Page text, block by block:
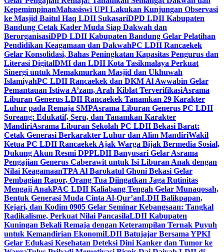
KepemimpinanMahasiswi UPI Lakukan Kunjungan Observasi
ke Masjid Baitul Haq LDII SukasariDPD LDII Kabupaten
Bandung Cetak Kader Muda Siap Dakwah dan
BerorganisasiDPD LDII Kabupaten Bandung Gelar Pelatihan
Pendidikan Keagamaan dan DakwahPC LDII Rancaekek
Gelar Konsolidasi, Bahas Peningkatan Kapasitas Pengurus dan
Literasi DigitalDMI dan LDII Kota Tasikmalaya Perkuat
Sinergi untuk Memakmurkan Masjid dan Ukhuwah
IslamiyahPC LDII Rancaekek dan DKM Al Awwabin Gelar
Pemantauan Istiwa A’zam, Arah Kiblat TerverifikasiAsrama
Liburan Generus LDII Rancaekek Tanamkan 29 Karakter
Luhur pada Remaja SMPAsrama Liburan Generus PC LDII
Soreang: Edukatif, Seru, dan Tanamkan Karakter
MandiriAsrama Liburan Sekolah PC LDII Bekasi Barat:
Cetak Generasi Berkarakter Luhur dan Alim MandiriWakil
Ketua PC LDII Rancaekek Ajak Warga Bijak Bermedia Sosial,
Dukung Akun Resmi DPPLDII Banyusari Gelar Asrama
Pengajian Generus Caberawit untuk Isi Liburan Anak dengan
Nilai KeagamaanTPA Al Barokatul Ghoni Bekasi Gelar
Pembagian Rapor, Orang Tua Diingatkan Jaga Rutinitas
Mengaji AnakPAC LDII Kaliabang Tengah Gelar Munaqosah,
Bentuk Generasi Muda Cinta Al-Qur’anLDII Balikpapan,
Kejari, dan Kodim 0905 Gelar Seminar Kebangsaan: Tangkal
Radikalisme, Perkuat Nilai PancasilaLDII Kabupaten
Kuningan Bekali Remaja dengan Keterampilan Ternak Puyuh
untuk Kemandirian EkonomiLDII Batujajar Bersama YPKI
Gelar Edukasi Kesehatan Deteksi Dini Kanker dan Tumor ke